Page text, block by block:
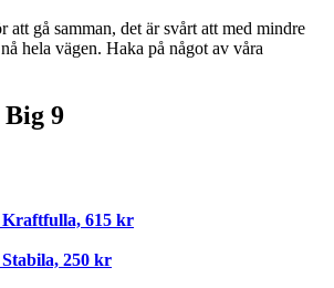
att gå samman, det är svårt att med mindre
hela vägen. Haka på något av våra
9
615 kr
250 kr